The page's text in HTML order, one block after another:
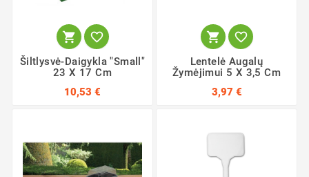
 
Šiltlysvė-Daigykla "Small"
23 X 17 Cm
10,53 €
 
Lentelė Augalų
Žymėjimui 5 X 3,5 Cm
3,97 €